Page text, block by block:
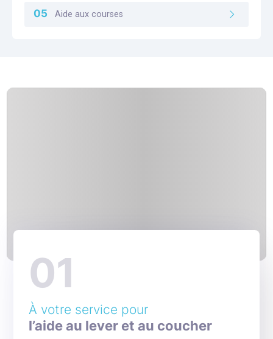
Aide aux courses
01
À votre service pour
l’aide au lever et au coucher